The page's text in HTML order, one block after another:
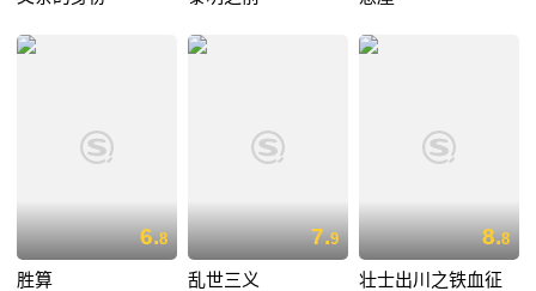
6.8
胜算
7.9
乱世三义
8.8
壮士出川之铁血征